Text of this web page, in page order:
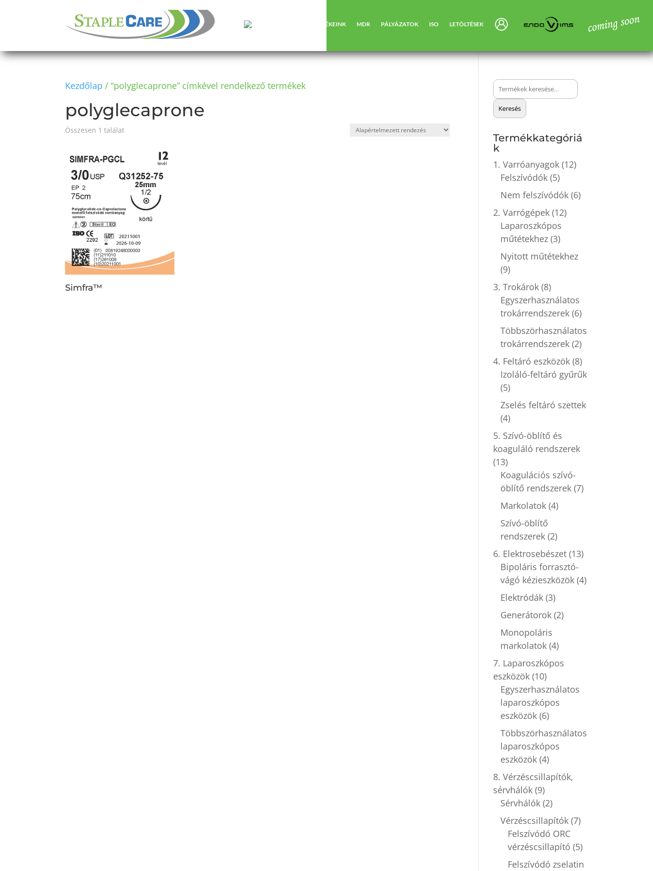
TERMÉKEINK MDR PÁLYÁZATOK ISO LETÖLTÉSEK
Kezdőlap / “polyglecaprone” címkével rendelkező termékek
polyglecaprone
Összesen 1 találat
Simfra™
Keresés
a
következőre:
Keresés
Termékkategóriá
k
1. Varróanyagok (12)
Felszívódók (5)
Nem felszívódók (6)
2. Varrógépek (12)
Laparoszkópos
műtétekhez (3)
Nyitott műtétekhez
(9)
3. Trokárok (8)
Egyszerhasználatos
trokárrendszerek (6)
Többszörhasználatos
trokárrendszerek (2)
4. Feltáró eszközök (8)
Izoláló-feltáró gyűrűk
(5)
Zselés feltáró szettek
(4)
5. Szívó-öblítő és
koaguláló rendszerek
(13)
Koagulációs szívó-
öblítő rendszerek (7)
Markolatok (4)
Szívó-öblítő
rendszerek (2)
6. Elektrosebészet (13)
Bipoláris forrasztó-
vágó kézieszközök (4)
Elektródák (3)
Generátorok (2)
Monopoláris
markolatok (4)
7. Laparoszkópos
eszközök (10)
Egyszerhasználatos
laparoszkópos
eszközök (6)
Többszörhasználatos
laparoszkópos
eszközök (4)
8. Vérzéscsillapítók,
sérvhálók (9)
Sérvhálók (2)
Vérzéscsillapítók (7)
Felszívódó ORC
vérzéscsillapító (5)
Felszívódó zselatin